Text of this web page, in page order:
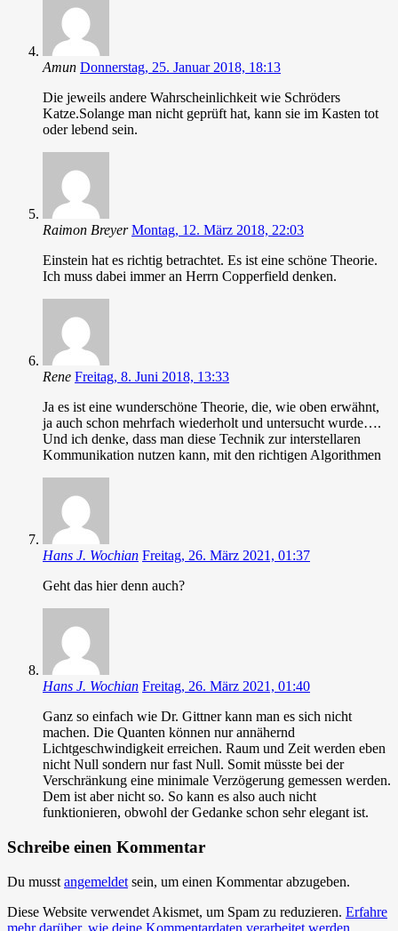
Amun Donnerstag, 25. Januar 2018, 18:13
Die jeweils andere Wahrscheinlichkeit wie Schröders
Katze.Solange man nicht geprüft hat, kann sie im Kasten tot
oder lebend sein.
Raimon Breyer Montag, 12. März 2018, 22:03
Einstein hat es richtig betrachtet. Es ist eine schöne Theorie.
Ich muss dabei immer an Herrn Copperfield denken.
Rene Freitag, 8. Juni 2018, 13:33
Ja es ist eine wunderschöne Theorie, die, wie oben erwähnt,
ja auch schon mehrfach wiederholt und untersucht wurde….
Und ich denke, dass man diese Technik zur interstellaren
Kommunikation nutzen kann, mit den richtigen Algorithmen
Hans J. Wochian Freitag, 26. März 2021, 01:37
Geht das hier denn auch?
Hans J. Wochian Freitag, 26. März 2021, 01:40
Ganz so einfach wie Dr. Gittner kann man es sich nicht
machen. Die Quanten können nur annähernd
Lichtgeschwindigkeit erreichen. Raum und Zeit werden eben
nicht Null sondern nur fast Null. Somit müsste bei der
Verschränkung eine minimale Verzögerung gemessen werden.
Dem ist aber nicht so. So kann es also auch nicht
funktionieren, obwohl der Gedanke schon sehr elegant ist.
Schreibe einen Kommentar
Du musst angemeldet sein, um einen Kommentar abzugeben.
Diese Website verwendet Akismet, um Spam zu reduzieren. Erfahre
mehr darüber, wie deine Kommentardaten verarbeitet werden